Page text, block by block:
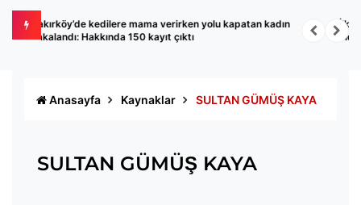
İlke Özyüksel Mihrioğlu'ndan tarihi zafer! Avrupa şampiyonu
oldu
Anasayfa Kaynaklar SULTAN GÜMÜŞ KAYA
SULTAN GÜMÜŞ KAYA